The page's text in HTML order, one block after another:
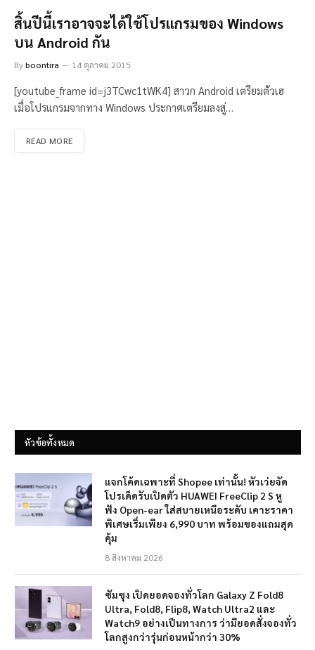
สิ้นปีนี้เราอาจจะได้ใช้โปรแกรมของ Windows
บน Android กัน
Byboontira 14 ตุลาคม 2015
[youtube_frame id=j3TCwc1tWK4] สาวก Android เตรียมตัวเฮ
เมื่อโปรแกรมจากทาง Windows ประกาศเตรียมลงสู่…
READ MORE
หัวข้อทั้งหมด
แจกโค้ดเฉพาะที่ Shopee เท่านั้น! หัวเว่ยจัด
โปรเด็ดรับเปิดตัว HUAWEI FreeClip 2 S หู
ฟัง Open-ear ใส่สบายเหนือระดับ เคาะราคา
พิเศษเริ่มเพียง 6,990 บาท พร้อมของแถมสุด
คุ้ม
8 สิงหาคม 2026
ซัมซุง เปิดยอดจองทั่วโลก Galaxy Z Fold8
Ultra, Fold8, Flip8, Watch Ultra2 และ
Watch9 อย่างเป็นทางการ ว่ามียอดสั่งจองทั่ว
โลกสูงกว่ารุ่นก่อนหน้ากว่า 30%